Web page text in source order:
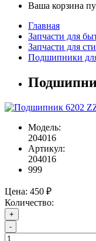
Ваша корзина
Главная
Запчасти для
Запчасти для
Подшипники
Модель:
204016
Артикул:
204016
999
Цена: 450 ₽
Количество:
+
-